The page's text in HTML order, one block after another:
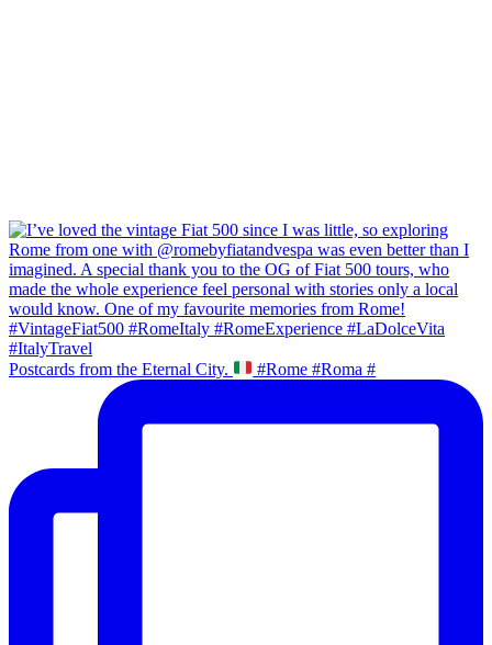
Postcards from the Eternal City. #Rome #Roma #